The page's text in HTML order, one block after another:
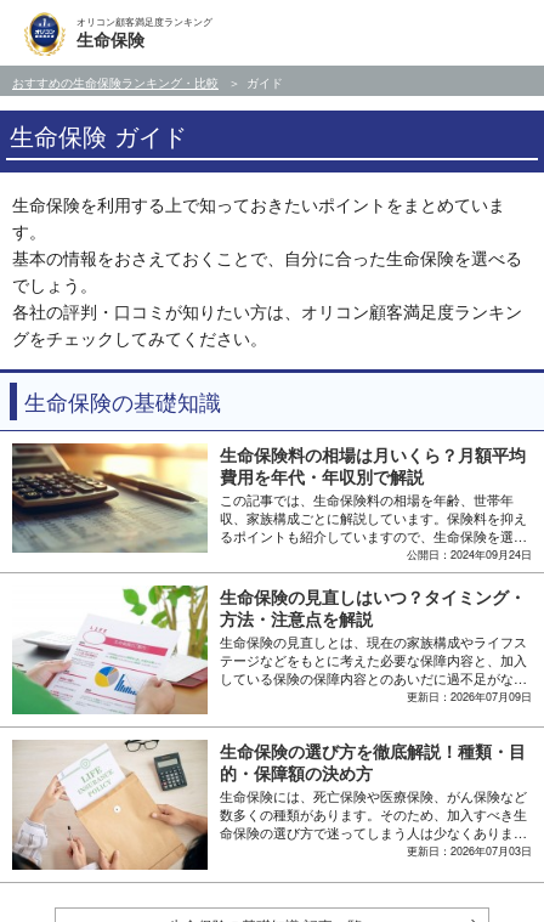
オリコン顧客満足度ランキング
生命保険
おすすめの生命保険ランキング・比較 ガイド
生命保険 ガイド
生命保険を利用する上で知っておきたいポイントをまとめていま
す。
基本の情報をおさえておくことで、自分に合った生命保険を選べる
でしょう。
各社の評判・口コミが知りたい方は、オリコン顧客満足度ランキン
グをチェックしてみてください。
生命保険の基礎知識
生命保険料の相場は月いくら？月額平均
費用を年代・年収別で解説
この記事では、生命保険料の相場を年齢、世帯年
収、家族構成ごとに解説しています。保険料を抑え
るポイントも紹介していますので、生命保険を選ぶ
際の参考にしてみてください。公開日：2024年09月24日
生命保険の見直しはいつ？タイミング・
方法・注意点を解説
生命保険の見直しとは、現在の家族構成やライフス
テージなどをもとに考えた必要な保障内容と、加入
している保険の保障内容とのあいだに過不足がない
かを確認することです。生命保険は一度加入したら
は、必要に応じて保障内容を見直していくことが大
切です。この記事では、生命保険を見直す必要性と
メリット、具体的な見直しのタイミングと方法、注
意点を解説します。
更新日：2026年07月09日
生命保険の選び方を徹底解説！種類・目
的・保障額の決め方
生命保険には、死亡保険や医療保険、がん保険など
数多くの種類があります。そのため、加入すべき生
命保険の選び方で迷ってしまう人は少なくありませ
ん。生命保険の選び方で重要となるのは、加入する
たうえで、商品を比較することです。この記事で
は、生命保険の基本的な仕組みや種類、選び方のポ
更新日：2026年07月03日